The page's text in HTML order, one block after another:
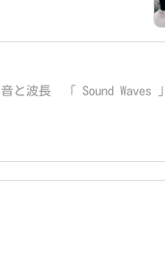
音と波長 「 Sound Waves 」